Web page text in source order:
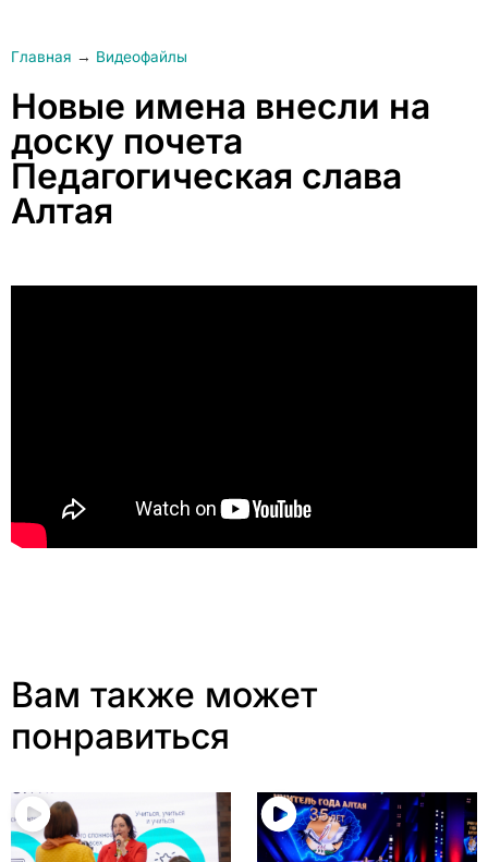
Главная → Видеофайлы
Новые имена внесли на
доску почета
Педагогическая слава
Алтая
Вам также может
понравиться